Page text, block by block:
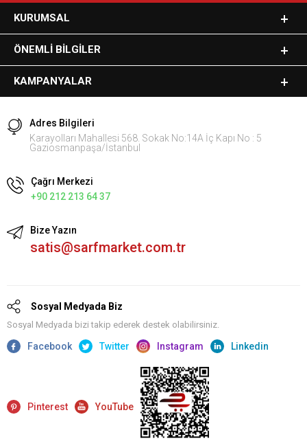
KURUMSAL
ÖNEMLI BILGILER
KAMPANYALAR
Adres Bilgileri
Karayolları Mahallesi 568. Sokak No:14A İç Kapı No : 5
Gaziosmanpaşa/İstanbul
Çağrı Merkezi
+90 212 213 64 37
Bize Yazın
satis@sarfmarket.com.tr
Sosyal Medyada Biz
Sosyal Medyada bizi takip ederek destek olabilirsiniz.
Facebook Twitter Instagram Linkedin
Pinterest YouTube